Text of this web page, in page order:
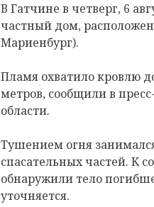
В Гатчине в четверг, 6
частный дом,
Мариенбург).
Пламя охватило кровлю
метров, сообщили в
области.
Тушением огня
спасательных частей. К
обнаружили тело
уточняется.